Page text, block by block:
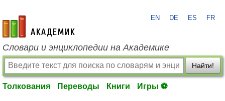
academic.ru
EN DE ES FR
Словари и энциклопедии на Академике
Найти!
Толкования Переводы Книги Игры ⚽